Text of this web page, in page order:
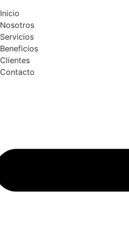
Inicio
Nosotros
Servicios
Beneficios
Clientes
Contacto